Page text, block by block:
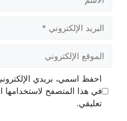
البريد
الإلكتروني
الموقع
الإلكتروني
احفظ اسمي، بريدي
في هذا المتصفح لاستخدامها
تعليقي.